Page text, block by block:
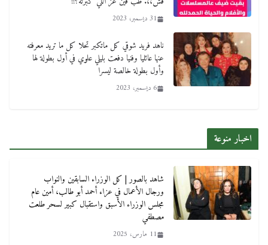
31 ديسمبر، 2023
ناهد فريد شوقي كل ماتكبر تحلا كل ما تريد معرفته
عنها عائليا وفنيا دفعت بليلي علوي في أول بطولة لها
وأول بطولة خالصة ليسرا
6 ديسمبر، 2023
اخبار منوعة
شاهد بالصور | كل الوزراء السابقين والنواب
ورجال الأعمال في عزاء أحمد أبو طالب، أمين عام
مجلس الوزراء الأسبق واستقبال كبير لسحر طلعت
مصطفي
11 مارس، 2025